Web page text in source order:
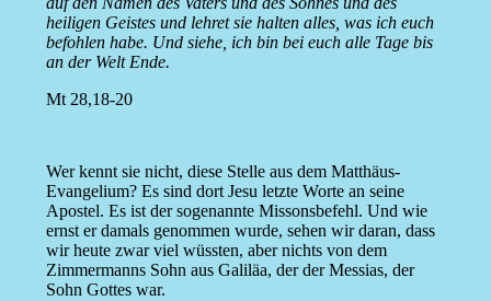
heiligen Geistes und lehret sie halten alles, was ich euch
befohlen habe. Und siehe, ich bin bei euch alle Tage bis
an der Welt Ende.
Mt 28,18-20
Wer kennt sie nicht, diese Stelle aus dem Matthäus-
Evangelium? Es sind dort Jesu letzte Worte an seine
Apostel. Es ist der sogenannte Missonsbefehl. Und wie
ernst er damals genommen wurde, sehen wir daran, dass
wir heute zwar viel wüssten, aber nichts von dem
Zimmermanns Sohn aus Galiläa, der der Messias, der
Sohn Gottes war.